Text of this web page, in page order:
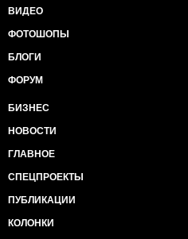
ВИДЕО
ФОТОШОПЫ
БЛОГИ
ФОРУМ
БИЗНЕС
НОВОСТИ
ГЛАВНОЕ
СПЕЦПРОЕКТЫ
ПУБЛИКАЦИИ
КОЛОНКИ